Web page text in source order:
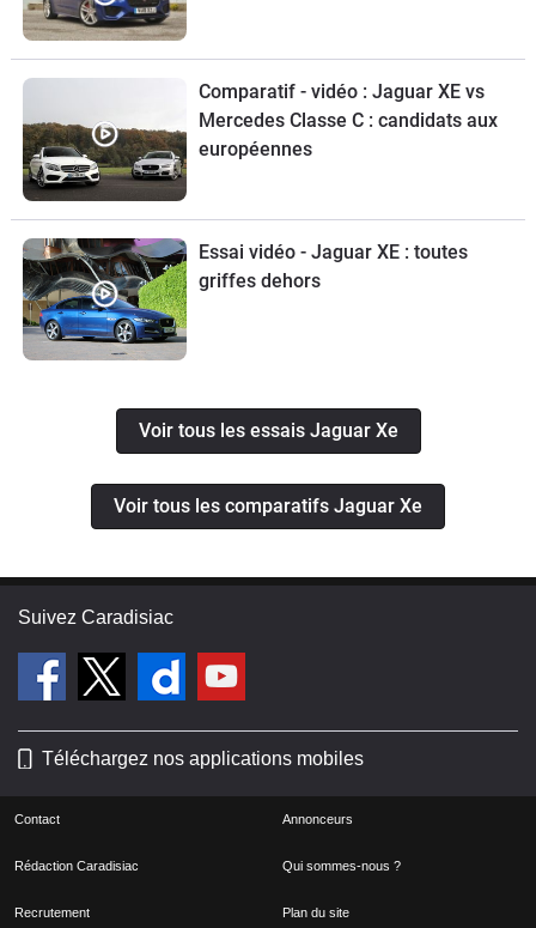
Comparatif - vidéo : Jaguar XE vs
Mercedes Classe C : candidats aux
européennes
Essai vidéo - Jaguar XE : toutes
griffes dehors
Voir tous les essais Jaguar Xe
Voir tous les comparatifs Jaguar Xe
Suivez Caradisiac
Téléchargez nos applications mobiles
Contact Annonceurs
Rédaction Caradisiac Qui sommes-nous ?
Recrutement Plan du site